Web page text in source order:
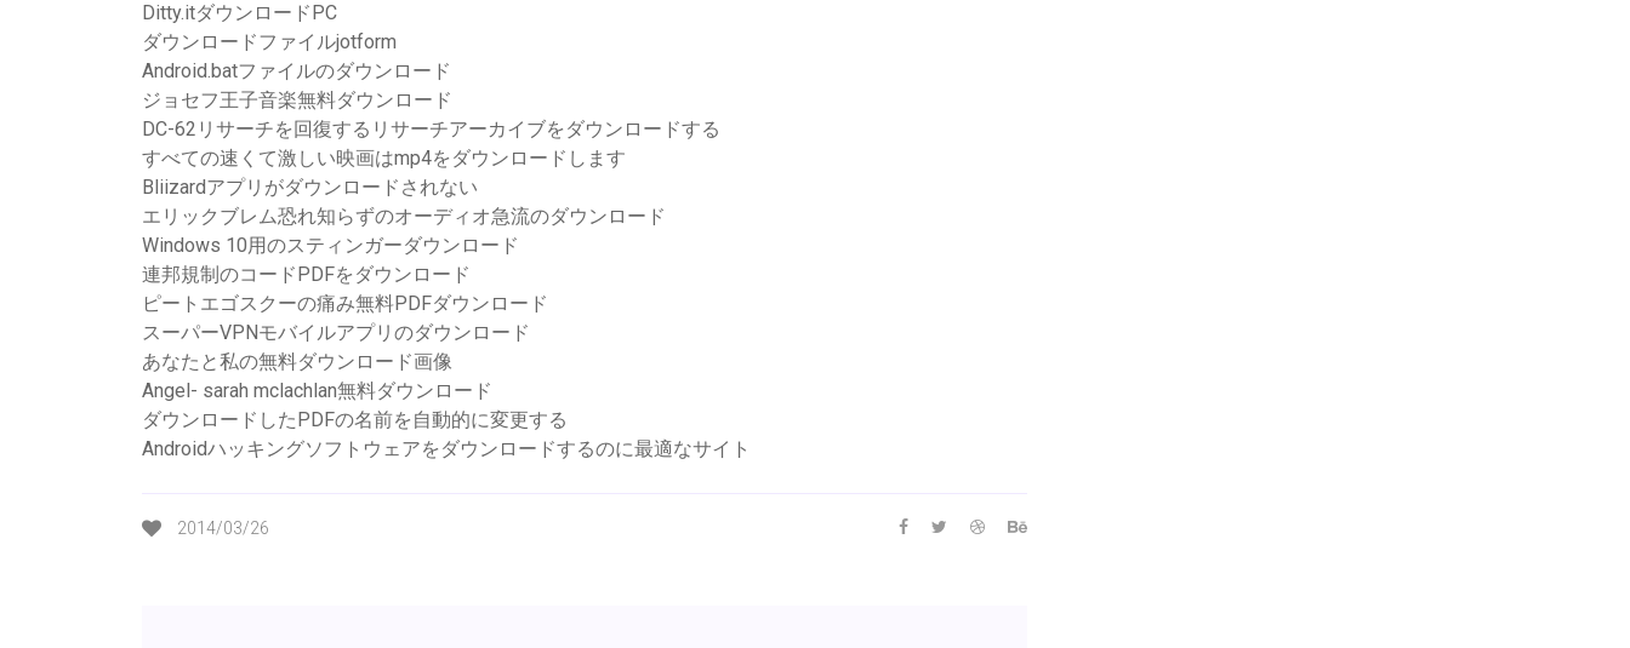
Ditty.itダウンロードPC
ダウンロードファイルjotform
Android.batファイルのダウンロード
ジョセフ王子音楽無料ダウンロード
DC-62リサーチを回復するリサーチアーカイブをダウンロードする
すべての速くて激しい映画はmp4をダウンロードします
Bliizardアプリがダウンロードされない
エリックブレム恐れ知らずのオーディオ急流のダウンロード
Windows 10用のスティンガーダウンロード
連邦規制のコードPDFをダウンロード
ピートエゴスクーの痛み無料PDFダウンロード
スーパーVPNモバイルアプリのダウンロード
あなたと私の無料ダウンロード画像
Angel- sarah mclachlan無料ダウンロード
ダウンロードしたPDFの名前を自動的に変更する
Androidハッキングソフトウェアをダウンロードするのに最適なサイト
2014/03/26